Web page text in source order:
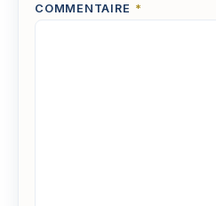
COMMENTAIRE *